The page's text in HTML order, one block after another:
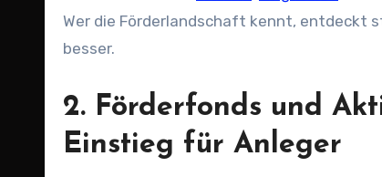
Wer die Förderlandschaft kennt, entdeckt
besser.
2. Förderfonds und
Einstieg für Anleger